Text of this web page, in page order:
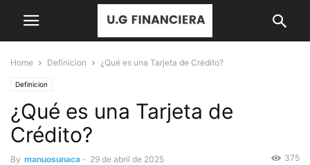
Home Definicion ¿Qué es una Tarjeta de Crédito?
Definicion
¿Qué es una Tarjeta de
Crédito?
By manuosunaca - 29 de abril de 2025 375